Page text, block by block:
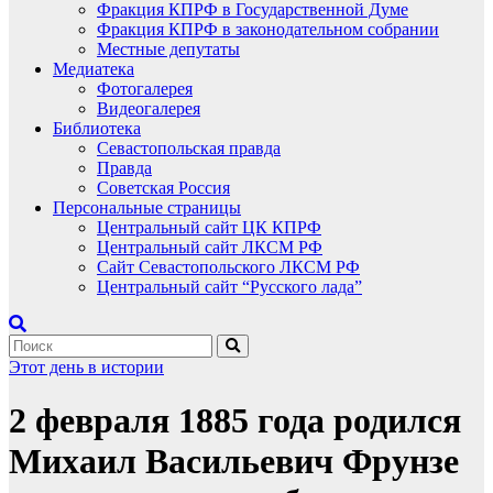
Фракция КПРФ в Государственной Думе
Фракция КПРФ в законодательном собрании
Местные депутаты
Медиатека
Фотогалерея
Видеогалерея
Библиотека
Севастопольская правда
Правда
Советская Россия
Персональные страницы
Центральный сайт ЦК КПРФ
Центральный сайт ЛКСМ РФ
Сайт Севастопольского ЛКСМ РФ
Центральный сайт “Русского лада”
Этот день в истории
2 февраля 1885 года родился
Михаил Васильевич Фрунзе